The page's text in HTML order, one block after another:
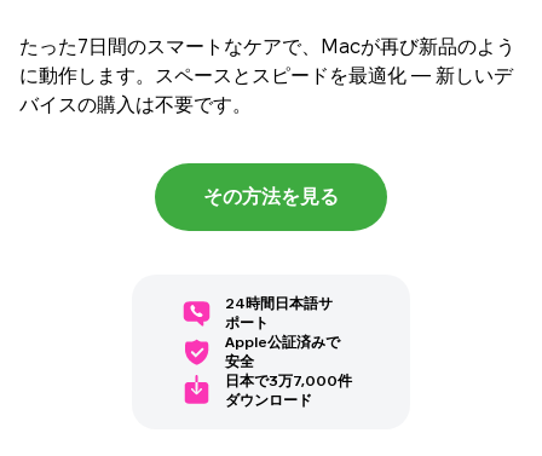
たった7日間のスマートなケアで、Macが再び新品のよう
に動作します。スペースとスピードを最適化 — 新しいデ
バイスの購入は不要です。
その方法を見る
24時間日本語サ
ポート
Apple公証済みで
安全
日本で3万7,000件
ダウンロード